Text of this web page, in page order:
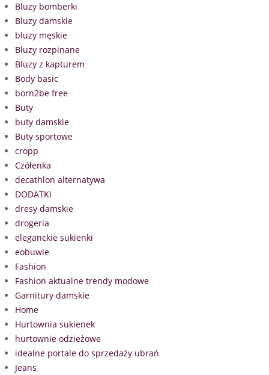
Bluzy bomberki
Bluzy damskie
bluzy męskie
Bluzy rozpinane
Bluzy z kapturem
Body basic
born2be free
Buty
buty damskie
Buty sportowe
cropp
Czółenka
decathlon alternatywa
DODATKI
dresy damskie
drogeria
eleganckie sukienki
eobuwie
Fashion
Fashion aktualne trendy modowe
Garnitury damskie
Home
Hurtownia sukienek
hurtownie odzieżowe
idealne portale do sprzedaży ubrań
Jeans